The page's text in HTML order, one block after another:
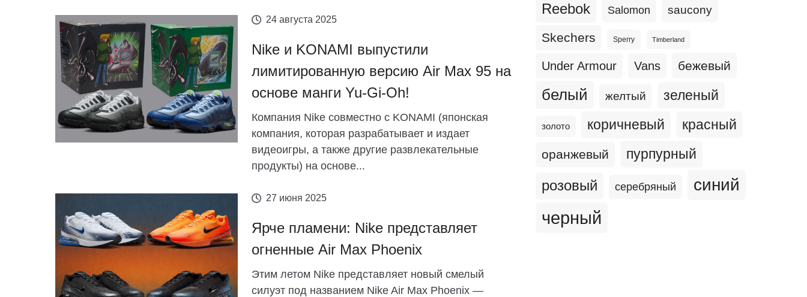
24 августа 2025
Nike и KONAMI выпустили
лимитированную версию Air Max 95 на
основе манги Yu-Gi-Oh!
Компания Nike совместно с KONAMI (японская
компания, которая разрабатывает и издает
видеоигры, а также другие развлекательные
продукты) на основе...
27 июня 2025
Ярче пламени: Nike представляет
огненные Air Max Phoenix
Этим летом Nike представляет новый смелый
силуэт под названием Nike Air Max Phoenix —
Reebok Salomon saucony
Skechers Sperry Timberland
Under Armour Vans бежевый
белый желтый зеленый
золото коричневый красный
оранжевый пурпурный
розовый серебряный синий
черный